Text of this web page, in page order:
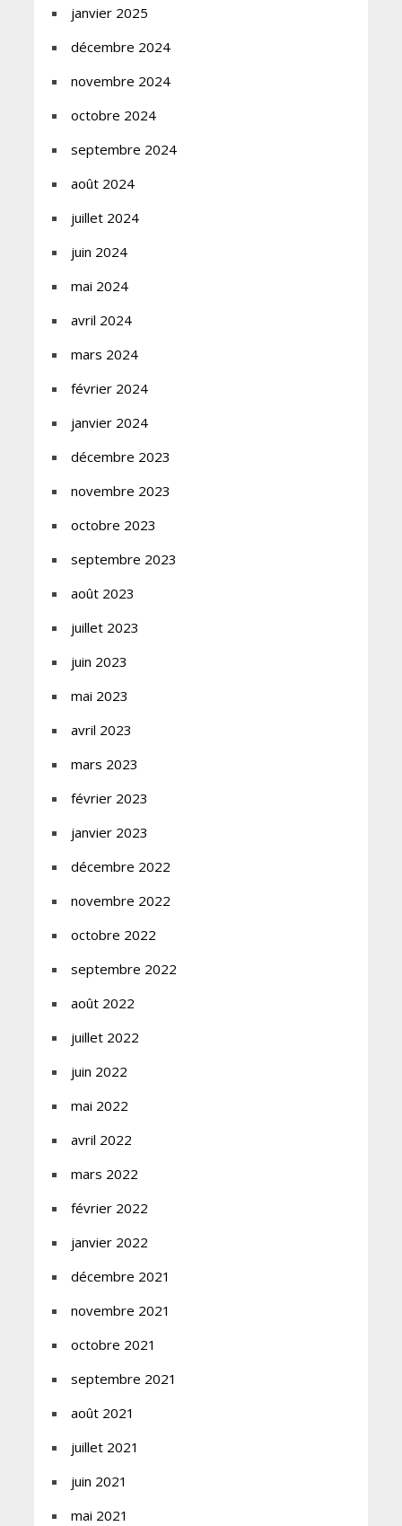
janvier 2025
décembre 2024
novembre 2024
octobre 2024
septembre 2024
août 2024
juillet 2024
juin 2024
mai 2024
avril 2024
mars 2024
février 2024
janvier 2024
décembre 2023
novembre 2023
octobre 2023
septembre 2023
août 2023
juillet 2023
juin 2023
mai 2023
avril 2023
mars 2023
février 2023
janvier 2023
décembre 2022
novembre 2022
octobre 2022
septembre 2022
août 2022
juillet 2022
juin 2022
mai 2022
avril 2022
mars 2022
février 2022
janvier 2022
décembre 2021
novembre 2021
octobre 2021
septembre 2021
août 2021
juillet 2021
juin 2021
mai 2021